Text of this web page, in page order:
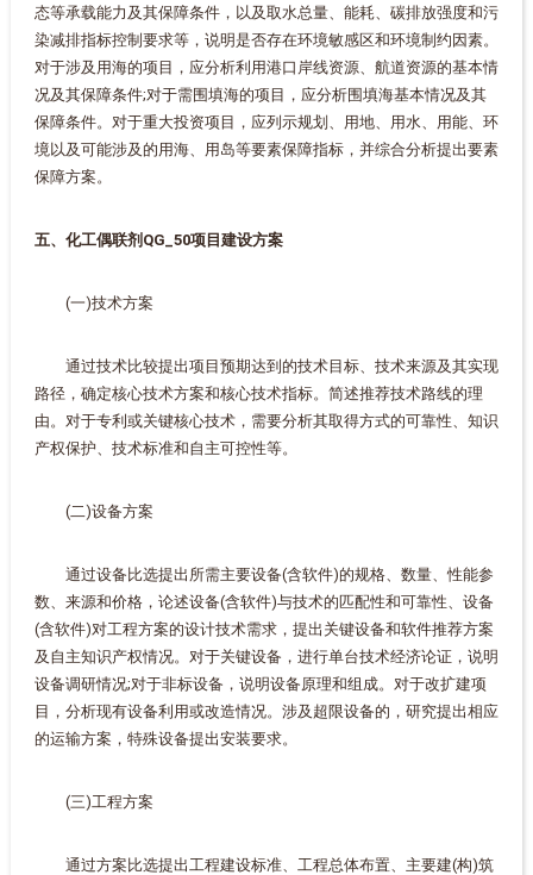
态等承载能力及其保障条件，以及取水总量、能耗、碳排放强度和污
染减排指标控制要求等，说明是否存在环境敏感区和环境制约因素。
对于涉及用海的项目，应分析利用港口岸线资源、航道资源的基本情
况及其保障条件;对于需围填海的项目，应分析围填海基本情况及其
保障条件。对于重大投资项目，应列示规划、用地、用水、用能、环
境以及可能涉及的用海、用岛等要素保障指标，并综合分析提出要素
保障方案。
五、化工偶联剂QG_50项目建设方案
(一)技术方案
通过技术比较提出项目预期达到的技术目标、技术来源及其实现
路径，确定核心技术方案和核心技术指标。简述推荐技术路线的理
由。对于专利或关键核心技术，需要分析其取得方式的可靠性、知识
产权保护、技术标准和自主可控性等。
(二)设备方案
通过设备比选提出所需主要设备(含软件)的规格、数量、性能参
数、来源和价格，论述设备(含软件)与技术的匹配性和可靠性、设备
(含软件)对工程方案的设计技术需求，提出关键设备和软件推荐方案
及自主知识产权情况。对于关键设备，进行单台技术经济论证，说明
设备调研情况;对于非标设备，说明设备原理和组成。对于改扩建项
目，分析现有设备利用或改造情况。涉及超限设备的，研究提出相应
的运输方案，特殊设备提出安装要求。
(三)工程方案
通过方案比选提出工程建设标准、工程总体布置、主要建(构)筑